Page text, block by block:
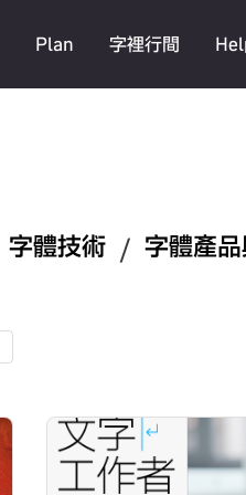
Plan 字裡行間
字體技術 / 字體產品